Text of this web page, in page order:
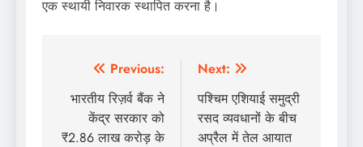
एक स्थायी निवारक स्थापित करना है।
Post
navigation
Previous:
भारतीय रिज़र्व बैंक ने
केंद्र सरकार को
₹2.86 लाख करोड़ के
Next:
पश्चिम एशियाई समुद्री
रसद व्यवधानों के बीच
अप्रैल में तेल आयात